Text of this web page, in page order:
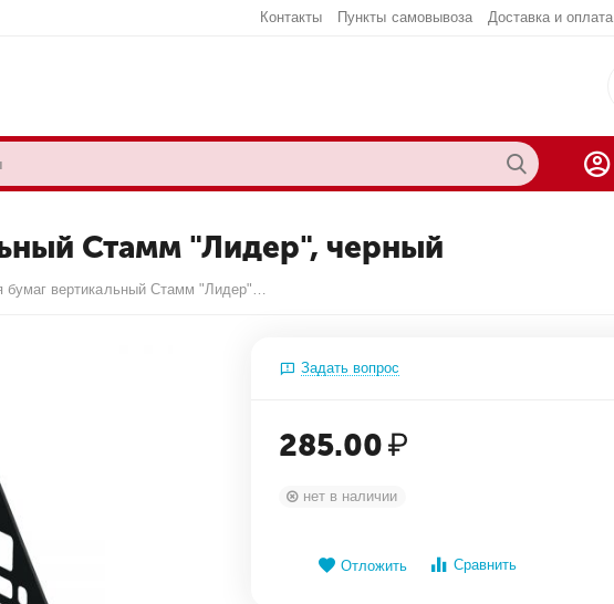
Контакты Пункты самовывоза Доставка и оплата
Стамм "Лидер", черный
Лоток для бумаг вертикальный Стамм "Лидер", черный
Задать вопрос
285.00₽
нет в наличии
Отложить Сравнить